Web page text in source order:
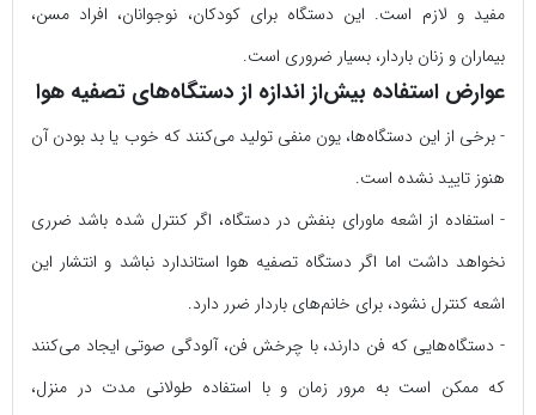
مفید و لازم است. این دستگاه برای کودکان، نوجوانان، افراد مسن،
بیماران و زنان باردار، بسیار ضروری است.
عوارض استفاده بیش‌از اندازه از دستگاه‌های تصفیه هوا
- برخی از این دستگاه‌ها، یون منفی تولید می‌کنند که خوب یا بد بودن آن
هنوز تایید نشده است.
- استفاده از اشعه ماورای بنفش در دستگاه، اگر کنترل شده باشد ضرری
نخواهد داشت اما اگر دستگاه تصفیه هوا استاندارد نباشد و انتشار این
اشعه کنترل نشود، برای خانم‌های باردار ضرر دارد.
- دستگاه‌هایی که فن دارند، با چرخش فن، آلودگی صوتی ایجاد می‌کنند
که ممکن است به مرور زمان و با استفاده طولانی مدت در منزل،